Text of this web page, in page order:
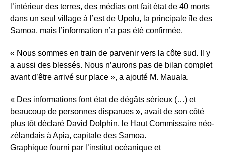
l’intérieur des terres, des médias ont fait état de 40 morts
dans un seul village à l’est de Upolu, la principale île des
Samoa, mais l’information n’a pas été confirmée.
« Nous sommes en train de parvenir vers la côte sud. Il y
a aussi des blessés. Nous n’aurons pas de bilan complet
avant d’être arrivé sur place », a ajouté M. Mauala.
« Des informations font état de dégâts sérieux (…) et
beaucoup de personnes disparues », avait de son côté
plus tôt déclaré David Dolphin, le Haut Commissaire néo-
zélandais à Apia, capitale des Samoa.
Graphique fourni par l’institut océanique et